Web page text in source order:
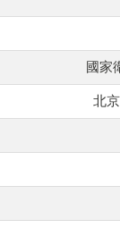
國家
北